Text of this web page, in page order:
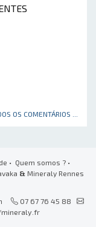
OS COMENTÁRIOS ...
• Quem somos ?•
& Mineraly Rennes
07 67 76 45 88